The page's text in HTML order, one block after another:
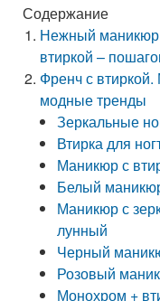
Содержание
Нежный маникюр
втиркой –
Френч с
модные тренды
Зеркальные
Втирка для
Маникюр с
Белый
Маникюр с
лунный
Черный
Розовый
Монохром +